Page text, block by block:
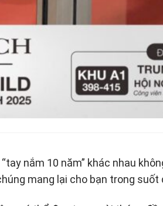
“tay nắm 10 năm” khác nhau
mang lại cho bạn trong suốt